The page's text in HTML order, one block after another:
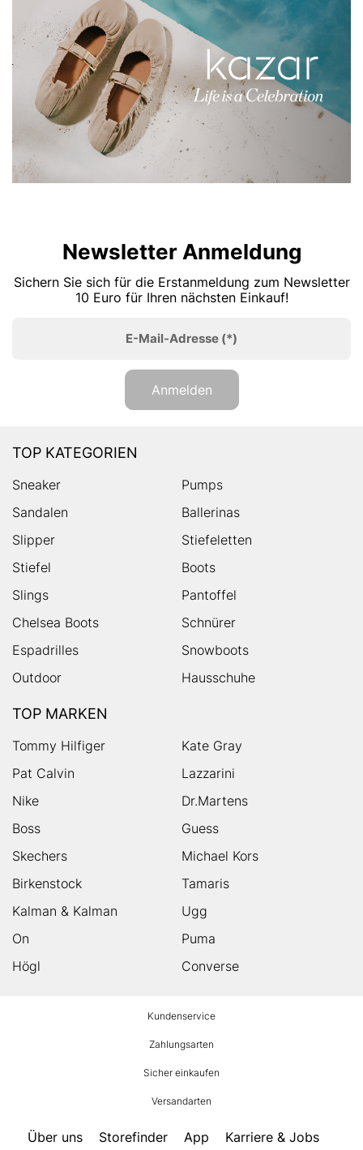
Newsletter Anmeldung
Sichern Sie sich für die Erstanmeldung zum Newsletter
10 Euro für Ihren nächsten Einkauf!
E-Mail-Adresse (*)
Anmelden
TOP KATEGORIEN
Sneaker
Pumps
Sandalen
Ballerinas
Slipper
Stiefeletten
Stiefel
Boots
Slings
Pantoffel
Chelsea Boots
Schnürer
Espadrilles
Snowboots
Outdoor
Hausschuhe
TOP MARKEN
Tommy Hilfiger
Kate Gray
Pat Calvin
Lazzarini
Nike
Dr.Martens
Boss
Guess
Skechers
Michael Kors
Birkenstock
Tamaris
Kalman & Kalman
Ugg
On
Puma
Högl
Converse
Kundenservice
Zahlungsarten
Sicher einkaufen
Versandarten
Über uns Storefinder App Karriere & Jobs